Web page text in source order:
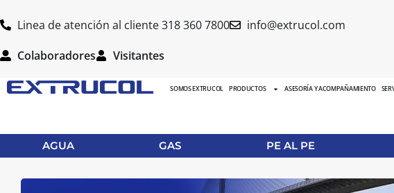
Linea de atención al cliente 318 360 7800
info@extrucol.com
Colaboradores
Visitantes
SOMOS EXTRUCOL PRODUCTOS ASESORÍA Y ACOMPAÑAMIENTO
AGUA GAS PE AL PE